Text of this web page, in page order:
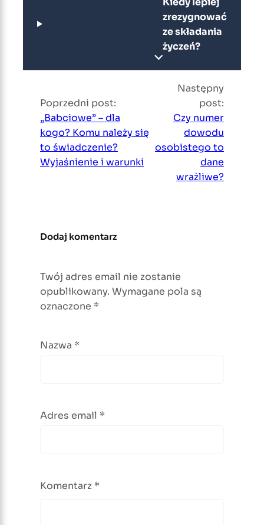
zrezygnować
ze składania
życzeń?
Poprzedni post:
„Babciowe” – dla
kogo? Komu należy się
to świadczenie?
Wyjaśnienie i warunki
Następny
post:
Czy numer
dowodu
osobistego to
dane
wrażliwe?
Dodaj komentarz
Twój adres email nie zostanie
opublikowany. Wymagane pola są
oznaczone *
Nazwa *
Adres email *
Komentarz *